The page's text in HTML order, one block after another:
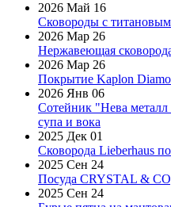
2026 Май 16
Сковороды с
2026 Мар 26
Нержавеющая
2026 Мар 26
Покрытие Kaplon
2026 Янв 06
Сотейник "Нева
супа и вока
2025 Дек 01
Сковорода Lieberhaus
2025 Сен 24
Посуда CRYSTAL &
2025 Сен 24